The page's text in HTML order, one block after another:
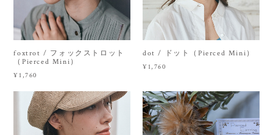
foxtrot / フォックストロット
（Pierced Mini）
¥1,760
dot / ドット（Pierced Mini）
¥1,760